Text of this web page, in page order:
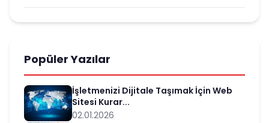
Popüler Yazılar
İşletmenizi Dijitale Taşımak İçin Web
Sitesi Kurar...
02.01.2026